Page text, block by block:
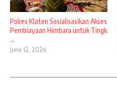
Polres Klaten Sosialisasikan Akses
Pembiayaan Himbara untuk Tingk
...
June 12, 2026